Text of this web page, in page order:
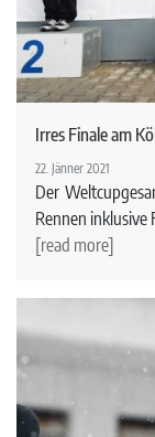
Irres Finale am
22. Jänner 2021
Der
Rennen inklusive
[read more]